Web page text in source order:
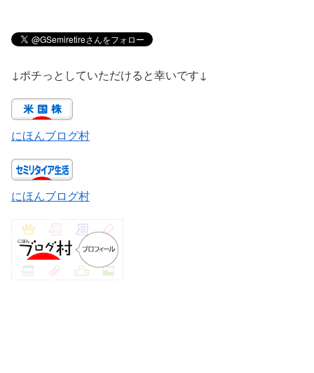
↓ポチっとしていただけると幸いです↓
にほんブログ村
にほんブログ村